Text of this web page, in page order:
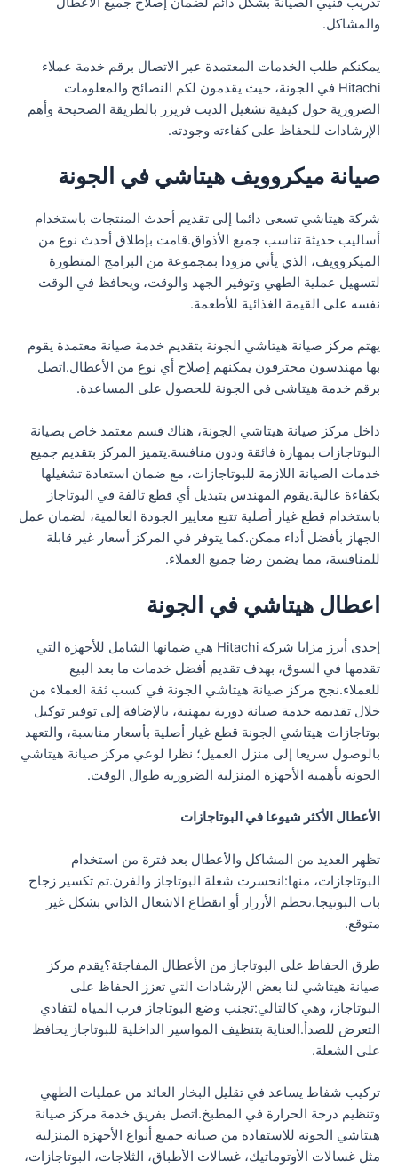
والمشاكل.
يمكنكم طلب الخدمات المعتمدة عبر الاتصال برقم خدمة عملاء
Hitachi في الجونة، حيث يقدمون لكم النصائح والمعلومات
الضرورية حول كيفية تشغيل الديب فريزر بالطريقة الصحيحة وأهم
الإرشادات للحفاظ على كفاءته وجودته.
صيانة ميكروويف هيتاشي في الجونة
شركة هيتاشي تسعى دائما إلى تقديم أحدث المنتجات باستخدام
أساليب حديثة تناسب جميع الأذواق.قامت بإطلاق أحدث نوع من
الميكروويف، الذي يأتي مزودا بمجموعة من البرامج المتطورة
لتسهيل عملية الطهي وتوفير الجهد والوقت، ويحافظ في الوقت
نفسه على القيمة الغذائية للأطعمة.
يهتم مركز صيانة هيتاشي الجونة بتقديم خدمة صيانة معتمدة يقوم
بها مهندسون محترفون يمكنهم إصلاح أي نوع من الأعطال.اتصل
برقم خدمة هيتاشي في الجونة للحصول على المساعدة.
داخل مركز صيانة هيتاشي الجونة، هناك قسم معتمد خاص بصيانة
البوتاجازات بمهارة فائقة ودون منافسة.يتميز المركز بتقديم جميع
خدمات الصيانة اللازمة للبوتاجازات، مع ضمان استعادة تشغيلها
بكفاءة عالية.يقوم المهندس بتبديل أي قطع تالفة في البوتاجاز
باستخدام قطع غيار أصلية تتبع معايير الجودة العالمية، لضمان عمل
الجهاز بأفضل أداء ممكن.كما يتوفر في المركز أسعار غير قابلة
للمنافسة، مما يضمن رضا جميع العملاء.
اعطال هيتاشي في الجونة
إحدى أبرز مزايا شركة Hitachi هي ضمانها الشامل للأجهزة التي
تقدمها في السوق، بهدف تقديم أفضل خدمات ما بعد البيع
للعملاء.نجح مركز صيانة هيتاشي الجونة في كسب ثقة العملاء من
خلال تقديمه خدمة صيانة دورية بمهنية، بالإضافة إلى توفير توكيل
بوتاجازات هيتاشي الجونة قطع غيار أصلية بأسعار مناسبة، والتعهد
بالوصول سريعا إلى منزل العميل؛ نظرا لوعي مركز صيانة هيتاشي
الجونة بأهمية الأجهزة المنزلية الضرورية طوال الوقت.
الأعطال الأكثر شيوعا في البوتاجازات
تظهر العديد من المشاكل والأعطال بعد فترة من استخدام
البوتاجازات، منها:انحسرت شعلة البوتاجاز والفرن.تم تكسير زجاج
باب البوتيجا.تحطم الأزرار أو انقطاع الاشعال الذاتي بشكل غير
متوقع.
طرق الحفاظ على البوتاجاز من الأعطال المفاجئة؟يقدم مركز
صيانة هيتاشي لنا بعض الإرشادات التي تعزز الحفاظ على
البوتاجاز، وهي كالتالي:تجنب وضع البوتاجاز قرب المياه لتفادي
التعرض للصدأ.العناية بتنظيف المواسير الداخلية للبوتاجاز يحافظ
على الشعلة.
تركيب شفاط يساعد في تقليل البخار العائد من عمليات الطهي
وتنظيم درجة الحرارة في المطبخ.اتصل بفريق خدمة مركز صيانة
هيتاشي الجونة للاستفادة من صيانة جميع أنواع الأجهزة المنزلية
مثل غسالات الأوتوماتيك، غسالات الأطباق، الثلاجات، البوتاجازات،